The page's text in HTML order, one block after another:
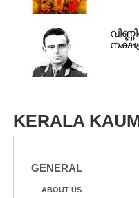
KERALA
GENERAL
ABOUT US